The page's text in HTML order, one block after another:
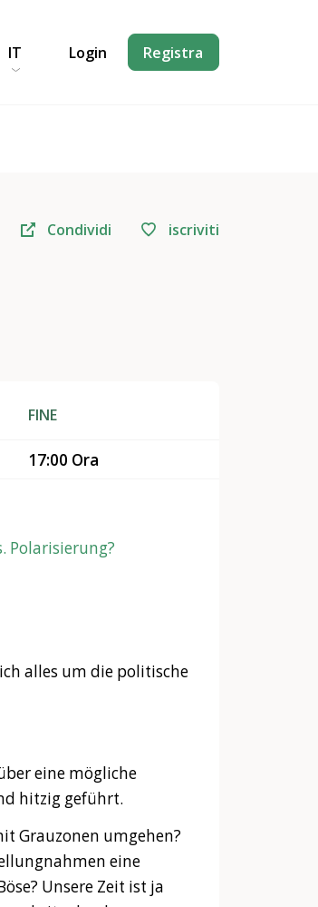
IT Login Registra
Condividi iscriviti
FINE
17:00 Ora
Polarisierung?
alles um die politische
eine mögliche
hitzig geführt.
Grauzonen umgehen?
eine
Unsere Zeit ist ja